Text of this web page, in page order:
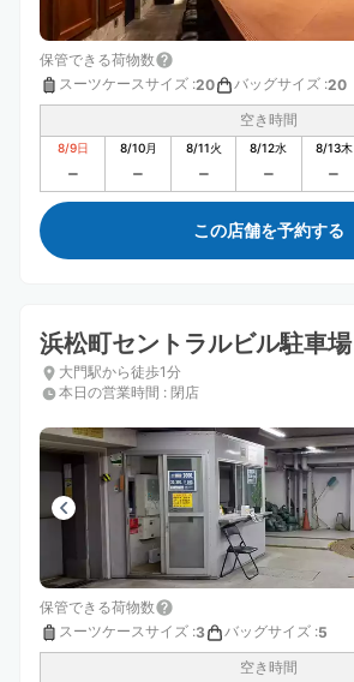
保管できる荷物数
スーツケースサイズ :20 バッグサイズ :20
空き時間
8/9日 8/10月 8/11火 8/12水 8/13木
この店舗を予約する
浜松町セントラルビル駐車場
大門駅から徒歩1分
本日の営業時間 : 閉店
保管できる荷物数
スーツケースサイズ :3 バッグサイズ :5
空き時間